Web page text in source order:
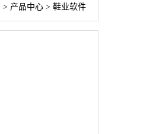
> 产品中心 > 鞋业软件